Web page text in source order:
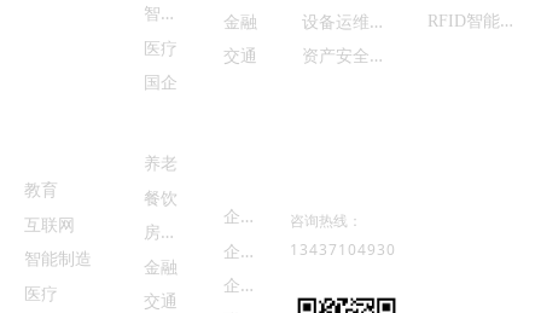
企
业概况
企
业荣誉
企
业动态
智
能制造
医疗
国企
金融
交通
设
备运维管理
资
产安全监控
R
FID智能设备
教育
互联网
智能制造
医疗
养老
餐饮
房
地产
金融
交通
咨询热线：
13437104930